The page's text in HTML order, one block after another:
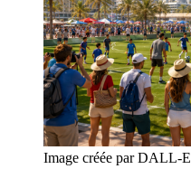
Image créée par DALL-E